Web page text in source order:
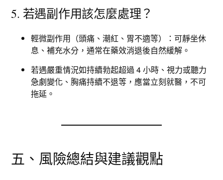
5. 若遇副作用該怎麼處理？
輕微副作用（頭痛、潮紅、胃不適等）：可靜坐休
息、補充水分，通常在藥效消退後自然緩解。
若遇嚴重情況如持續勃起超過 4 小時、視力或聽力
急劇變化、胸痛持續不退等，應當立刻就醫，不可
拖延。
五、風險總結與建議觀點